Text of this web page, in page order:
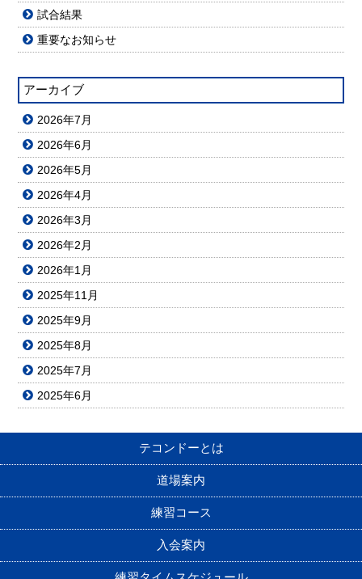
試合結果
重要なお知らせ
アーカイブ
2026年7月
2026年6月
2026年5月
2026年4月
2026年3月
2026年2月
2026年1月
2025年11月
2025年9月
2025年8月
2025年7月
2025年6月
テコンドーとは
道場案内
練習コース
入会案内